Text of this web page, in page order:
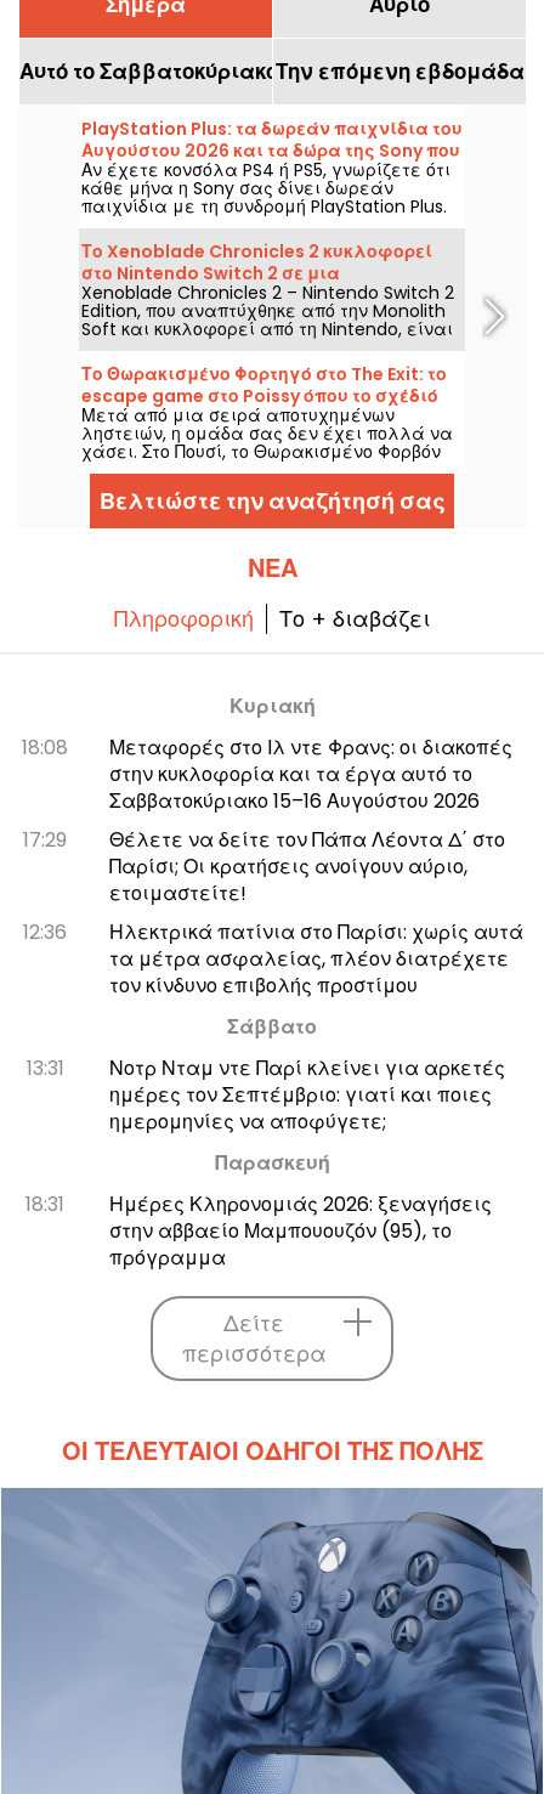
Αυτό το ΣαββατοκύριακοΤην επόμενη εβδομάδα
PlayStation Plus: τα δωρεάν παιχνίδια του
Αυγούστου 2026 και τα δώρα της Sony που
δεν πρέπει να χάσετε
Αν έχετε κονσόλα PS4 ή PS5, γνωρίζετε ότι
κάθε μήνα η Sony σας δίνει δωρεάν
παιχνίδια με τη συνδρομή PlayStation Plus.
Τότε, ποια είναι τα παιχνίδια που
προσφέρονται τον Αύγουστο του 2026;
Ανακαλύψτε τη φετινή επιλογή αυτού του
μήνα.
Το Xenoblade Chronicles 2 κυκλοφορεί
στο Nintendo Switch 2 σε μια
αναβαθμισμένη έκδοση
Xenoblade Chronicles 2 – Nintendo Switch 2
Edition, που αναπτύχθηκε από την Monolith
Soft και κυκλοφορεί από τη Nintendo, είναι
διαθέσιμη από τις 30 Ιουλίου 2026 στο
Nintendo Switch 2. Αυτή η νέα έκδοση
βελτιώνει τις επιδόσεις του RPG και
προσθέτει πολλά αποκλειστικά
περιεχόμενα.
Το Θωρακισμένο Φορτηγό στο The Exit: το
escape game στο Poissy όπου το σχέδιό
σας μπορεί τελικά να αποδώσει.
Μετά από μια σειρά αποτυχημένων
ληστειών, η ομάδα σας δεν έχει πολλά να
χάσει. Στο Πουσί, το Θωρακισμένο Φορβόν
της The Exit σας φέρνει στο τιμόνι μιας
ληστείας που στοχεύει την περιουσία ενός
αρχηγού μαφίας.
Βελτιώστε την αναζήτησή σας
ΝΈΑ
Πληροφορική Το + διαβάζει
Κυριακή
18:08
Μεταφορές στο Ιλ ντε Φρανς: οι διακοπές
στην κυκλοφορία και τα έργα αυτό το
Σαββατοκύριακο 15–16 Αυγούστου 2026
17:29
Θέλετε να δείτε τον Πάπα Λέοντα Δ΄ στο
Παρίσι; Οι κρατήσεις ανοίγουν αύριο,
ετοιμαστείτε!
12:36
Ηλεκτρικά πατίνια στο Παρίσι: χωρίς αυτά
τα μέτρα ασφαλείας, πλέον διατρέχετε
τον κίνδυνο επιβολής προστίμου
Σάββατο
13:31
Νοτρ Νταμ ντε Παρί κλείνει για αρκετές
ημέρες τον Σεπτέμβριο: γιατί και ποιες
ημερομηνίες να αποφύγετε;
Παρασκευή
18:31
Ημέρες Κληρονομιάς 2026: ξεναγήσεις
στην αββαείο Μαμπουουζόν (95), το
πρόγραμμα
Δείτε
περισσότερα
ΟΙ ΤΕΛΕΥΤΑΊΟΙ ΟΔΗΓΟΊ ΤΗΣ ΠΌΛΗΣ